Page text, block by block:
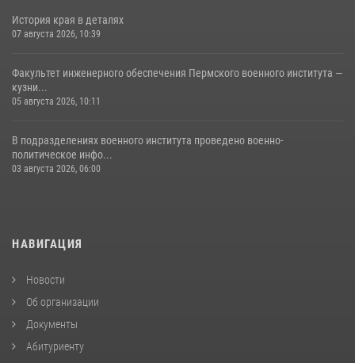
История края в деталях
07 августа 2026, 10:39
Факультет инженерного обеспечения Пермского военного института —
кузни...
05 августа 2026, 10:11
В подразделениях военного института проведено военно-
политическое инфо...
03 августа 2026, 06:00
НАВИГАЦИЯ
Новости
Об организации
Документы
Абитуриенту